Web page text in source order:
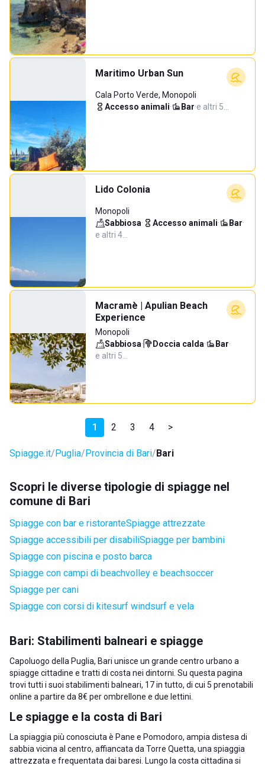
Maritimo Urban Sun
Cala Porto Verde, Monopoli
Accesso animali· Bar·e altri 5…
Lido Colonia
Monopoli
Sabbiosa· Accesso animali· Bar·
e altri 4…
Macramè | Apulian Beach
Experience
Monopoli
Sabbiosa· Doccia calda· Bar·
e altri 5…
1 2 3 4 >
Spiagge.it Puglia Provincia di Bari Bari
Scopri le diverse tipologie di spiagge nel
comune di Bari
Spiagge con bar e ristoranteSpiagge attrezzate
Spiagge accessibili per disabiliSpiagge per bambini
Spiagge con piscina e posto barca
Spiagge con campi di beachvolley e beachsoccer
Spiagge per cani
Spiagge con corsi di kitesurf windsurf e vela
Bari: Stabilimenti balneari e spiagge
Capoluogo della Puglia, Bari unisce un grande centro urbano a
spiagge cittadine e tratti di costa nei dintorni. Su questa pagina
trovi tutti i suoi stabilimenti balneari, 17 in tutto, di cui 5 prenotabili
online a partire da 8€ per ombrellone e due lettini.
Le spiagge e la costa di Bari
La spiaggia più conosciuta è Pane e Pomodoro, ampia distesa di
sabbia vicina al centro, affiancata da Torre Quetta, una spiaggia
attrezzata e frequentata dai baresi. Lungo la costa cittadina si